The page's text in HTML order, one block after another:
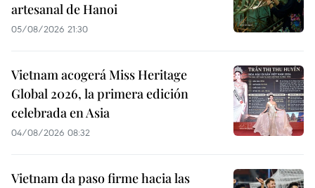
artesanal de Hanoi
05/08/2026 21:30
Vietnam acogerá Miss Heritage
Global 2026, la primera edición
celebrada en Asia
04/08/2026 08:32
Vietnam da paso firme hacia las